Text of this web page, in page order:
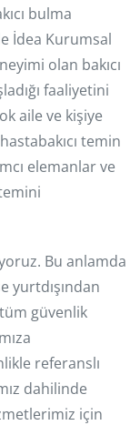
bulma
İdea Kurumsal
olan bakıcı
faaliyetini
aile ve kişiye
temin
elemanlar ve
Bu anlamda
yurtdışından
güvenlik
referanslı
dahilinde
için